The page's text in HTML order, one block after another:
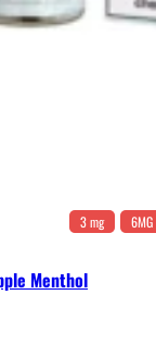
3 mg 6MG
Menthol